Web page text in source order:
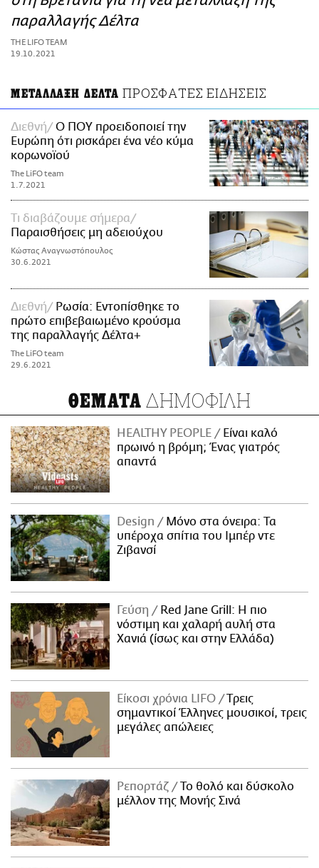
ΑΜΠΑ
PRINT
παραλλαγής Δέλτα
THE LIFO TEAM
19.10.2021
ΜΕΤΑΛΛΑΞΗ ΔΕΛΤΑ ΠΡΟΣΦΑΤΕΣ ΕΙΔΗΣΕΙΣ
Διεθνή
Ο ΠΟΥ προειδοποιεί την
Ευρώπη ότι ρισκάρει ένα νέο κύμα
κορωνοϊού
The LiFO team
1.7.2021
Τι διαβάζουμε σήμερα
Παραισθήσεις μη αδειούχου
Κώστας Αναγνωστόπουλος
30.6.2021
Διεθνή
Ρωσία: Εντοπίσθηκε το
πρώτο επιβεβαιωμένο κρούσμα
της παραλλαγής Δέλτα+
The LiFO team
29.6.2021
ΘΕΜΑΤΑ ΔΗΜΟΦΙΛΗ
HEALTHY PEOPLE
Είναι καλό
πρωινό η βρόμη; Ένας γιατρός
απαντά
Design
Μόνο στα όνειρα: Τα
υπέροχα σπίτια του Ιμπέρ ντε
Ζιβανσί
Γεύση
Red Jane Grill: Η πιο
νόστιμη και χαλαρή αυλή στα
Χανιά (ίσως και στην Ελλάδα)
Είκοσι χρόνια LIFO
Tρεις
σημαντικοί Έλληνες μουσικοί, τρεις
μεγάλες απώλειες
Ρεπορτάζ
Το θολό και δύσκολο
μέλλον της Μονής Σινά